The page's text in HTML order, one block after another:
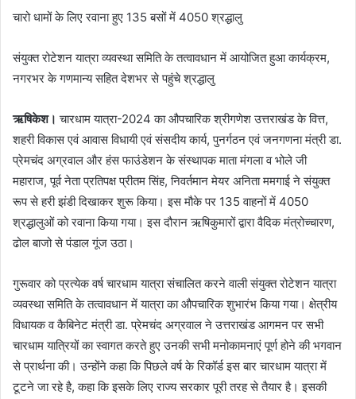
चारो धामों के लिए रवाना हुए 135 बसों में 4050 श्रद्धालु
संयुक्त रोटेशन यात्रा व्यवस्था समिति के तत्वावधान में आयोजित हुआ कार्यक्रम,
नगरभर के गणमान्य सहित देशभर से पहुंचे श्रद्धालु
ऋषिकेश। चारधाम यात्रा-2024 का औपचारिक श्रीगणेश उत्तराखंड के वित्त,
शहरी विकास एवं आवास विधायी एवं संसदीय कार्य, पुनर्गठन एवं जनगणना मंत्री डा.
प्रेमचंद अग्रवाल और हंस फाउंडेशन के संस्थापक माता मंगला व भोले जी
महाराज, पूर्व नेता प्रतिपक्ष प्रीतम सिंह, निवर्तमान मेयर अनिता ममगाई ने संयुक्त
रूप से हरी झंडी दिखाकर शुरू किया। इस मौके पर 135 वाहनों में 4050
श्रद्धालुओं को रवाना किया गया। इस दौरान ऋषिकुमारों द्वारा वैदिक मंत्रोच्चारण,
ढोल बाजो से पंडाल गूंज उठा।
गुरूवार को प्रत्येक वर्ष चारधाम यात्रा संचालित करने वाली संयुक्त रोटेशन यात्रा
व्यवस्था समिति के तत्वावधान में यात्रा का औपचारिक शुभारंभ किया गया। क्षेत्रीय
विधायक व कैबिनेट मंत्री डा. प्रेमचंद अग्रवाल ने उत्तराखंड आगमन पर सभी
चारधाम यात्रियों का स्वागत करते हुए उनकी सभी मनोकामनाएं पूर्ण होने की भगवान
से प्रार्थना की। उन्होंने कहा कि पिछले वर्ष के रिकॉर्ड इस बार चारधाम यात्रा में
टूटने जा रहे है, कहा कि इसके लिए राज्य सरकार पूरी तरह से तैयार है। इसकी